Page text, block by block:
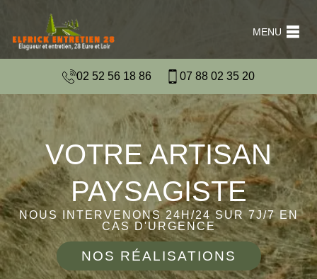
MENU
02 52 56 18 86 07 88 02 35 20
VOTRE ARTISAN
PAYSAGISTE
NOUS INTERVENONS 24H/24 SUR 7J/7 EN
CAS D'URGENCE
NOS RÉALISATIONS